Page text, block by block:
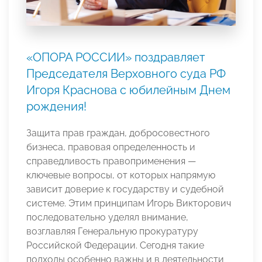
«ОПОРА РОССИИ» поздравляет
Председателя Верховного суда РФ
Игоря Краснова с юбилейным Днем
рождения!
Защита прав граждан, добросовестного
бизнеса, правовая определенность и
справедливость правоприменения —
ключевые вопросы, от которых напрямую
зависит доверие к государству и судебной
системе. Этим принципам Игорь Викторович
последовательно уделял внимание,
возглавляя Генеральную прокуратуру
Российской Федерации. Сегодня такие
подходы особенно важны и в деятельности